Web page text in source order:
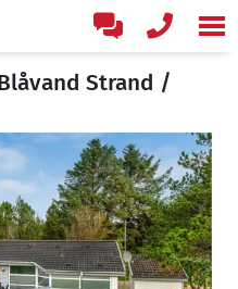
Strand /